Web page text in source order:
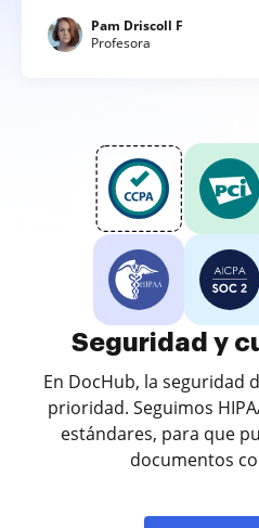
Pam Driscoll F
Profesora
Seguridad y
En DocHub, la seguridad
prioridad. Seguimos
estándares, para que
documentos